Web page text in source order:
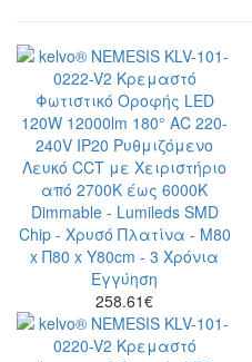
258.61€